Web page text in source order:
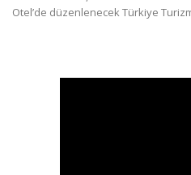
Otel’de düzenlenecek Türkiye